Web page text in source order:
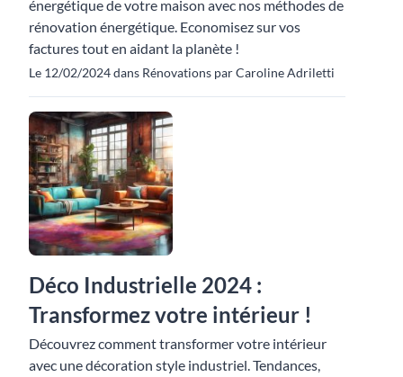
énergétique de votre maison avec nos méthodes de
rénovation énergétique. Economisez sur vos
factures tout en aidant la planète !
Le 12/02/2024 dans Rénovations par Caroline Adriletti
Déco Industrielle 2024 :
Transformez votre intérieur !
Découvrez comment transformer votre intérieur
avec une décoration style industriel. Tendances,